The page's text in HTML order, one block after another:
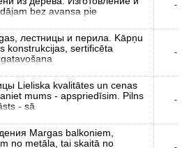
bez avansa pie
-
лестницы и перила. Kāpņu
konstrukcijas, sertificēta
-
Lieliska kvalitātes un cenas
mums - apspriedīsim. Pilns
- sā
-
Margas balkoniem,
no metāla, tai skaitā no